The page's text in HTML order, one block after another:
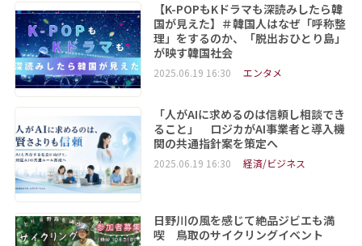
【K-POPもKドラマも深読みしたら韓
国が見えた】＃韓国人はなぜ「呼称整
理」をするのか、「脱出おひとり島」
が映す韓国社会
2025.06.19 16:30 エンタメ
「人がAIに求めるのは信頼し相談でき
ること」 ロジカがAI事業者と導入機
関の共通指針案を策定へ
2025.06.19 16:30 経済/ビジネス
日野川の風を感じて絶品ジビエも満
喫 鳥取のサイクリングイベント